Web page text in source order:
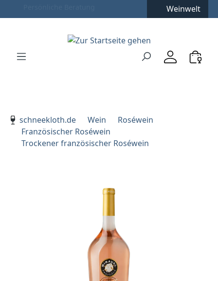
Zur Hauptnavigation springen
Weinwelt
schneekloth.de
Wein
Roséwein
Französischer Roséwein
Trockener französischer Roséwein
Bildergalerie überspringen